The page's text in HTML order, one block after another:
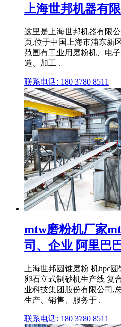
上海世邦机器有
这里是上海世邦机器有限
页,位于中国上海市浦东新
范围有工业用磨粉机、电
造、加工 .
联系电话: 180 3780 8511
mtw磨粉机厂家
司、企业 阿里巴
上海世邦圆锥磨粉 机hpc
卵石立式制砂机生产线 复
业科技集团股份有限公司,
生产、销售、服务于 .
联系电话: 180 3780 8511